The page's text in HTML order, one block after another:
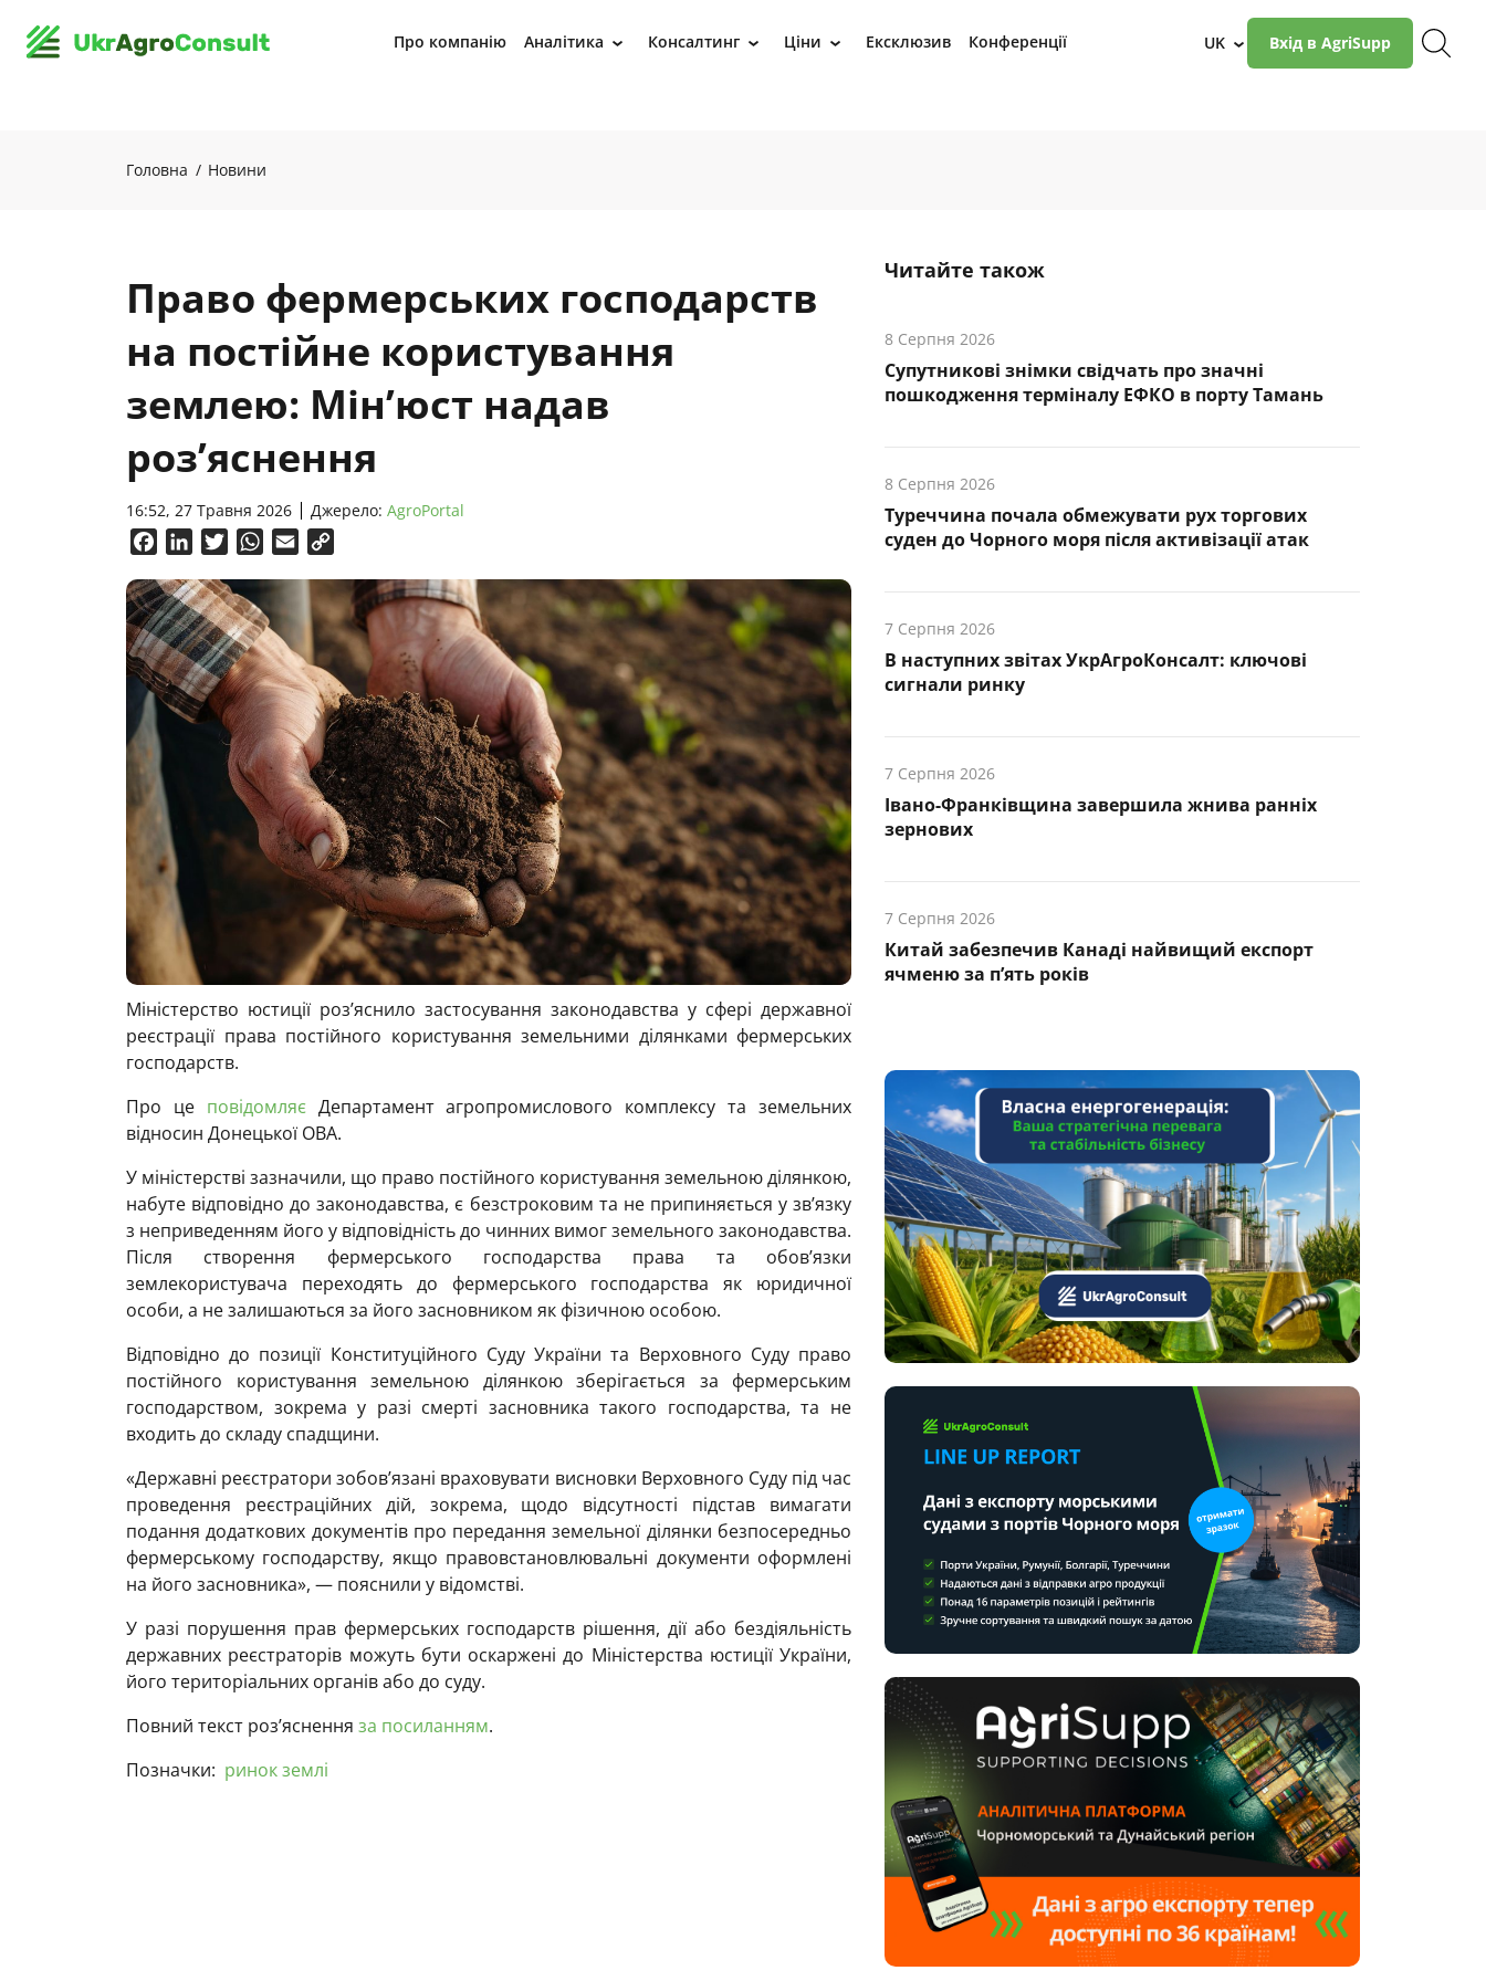
Про компанію Аналітика › Консалтинг › Ціни › Ексклюзив Конференції UK › Вхід в AgriSupp
Головна Новини
Право фермерських господарств
на постійне користування
землею: Мін’юст надав
роз’яснення
16:52, 27 Травня 2026 Джерело: AgroPortal
FacebookLinkedInTwitterWhatsApp
Email
Міністерство юстиції роз’яснило застосування законодавства у сфері державної
реєстрації права постійного користування земельними ділянками фермерських
господарств.
Про це повідомляєДепартамент агропромислового комплексу та земельних
відносин Донецької ОВА.
У міністерстві зазначили, що право постійного користування земельною ділянкою,
набуте відповідно до законодавства, є безстроковим та не припиняється у зв’язку
з неприведенням його у відповідність до чинних вимог земельного законодавства.
Після створення фермерського господарства права та обов’язки
землекористувача переходять до фермерського господарства як юридичної
особи, а не залишаються за його засновником як фізичною особою.
Відповідно до позиції Конституційного Суду України та Верховного Суду право
постійного користування земельною ділянкою зберігається за фермерським
господарством, зокрема у разі смерті засновника такого господарства, та не
входить до складу спадщини.
«Державні реєстратори зобов’язані враховувати висновки Верховного Суду під час
проведення реєстраційних дій, зокрема, щодо відсутності підстав вимагати
подання додаткових документів про передання земельної ділянки безпосередньо
фермерському господарству, якщо правовстановлювальні документи оформлені
на його засновника», — пояснили у відомстві.
У разі порушення прав фермерських господарств рішення, дії або бездіяльність
державних реєстраторів можуть бути оскаржені до Міністерства юстиції України,
його територіальних органів або до суду.
Повний текст роз’яснення за посиланням.
Позначки: ринок землі
Читайте також
8 Серпня 2026
Супутникові знімки свідчать про значні
пошкодження терміналу ЕФКО в порту Тамань
8 Серпня 2026
Туреччина почала обмежувати рух торгових
суден до Чорного моря після активізації атак
7 Серпня 2026
В наступних звітах УкрАгроКонсалт: ключові
cигнали ринку
7 Серпня 2026
Івано-Франківщина завершила жнива ранніх
зернових
7 Серпня 2026
Китай забезпечив Канаді найвищий експорт
ячменю за п’ять років